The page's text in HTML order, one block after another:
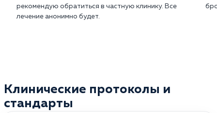
рекомендую обратиться в частную клинику. Все
лечение анонимно будет.
Клинические протоколы и
стандарты